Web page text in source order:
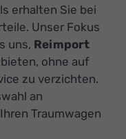
erhalten Sie bei
Unser Fokus
uns, Reimport
ohne auf
zu verzichten.
an
Traumwagen